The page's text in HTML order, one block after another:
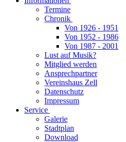
Termine
Chronik
Von 1926 - 1951
Von 1952 - 1986
Von 1987 - 2001
Lust auf Musik?
Mitglied werden
Ansprechpartner
Vereinshaus Zell
Datenschutz
Impressum
Service
Galerie
Stadtplan
Download